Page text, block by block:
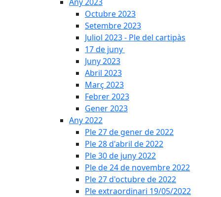
Octubre 2023
Setembre 2023
Juliol 2023 - Ple del cartipàs
17 de juny
Juny 2023
Abril 2023
Març 2023
Febrer 2023
Gener 2023
Any 2022
Ple 27 de gener de 2022
Ple 28 d'abril de 2022
Ple 30 de juny 2022
Ple de 24 de novembre 2022
Ple 27 d'octubre de 2022
Ple extraordinari 19/05/2022